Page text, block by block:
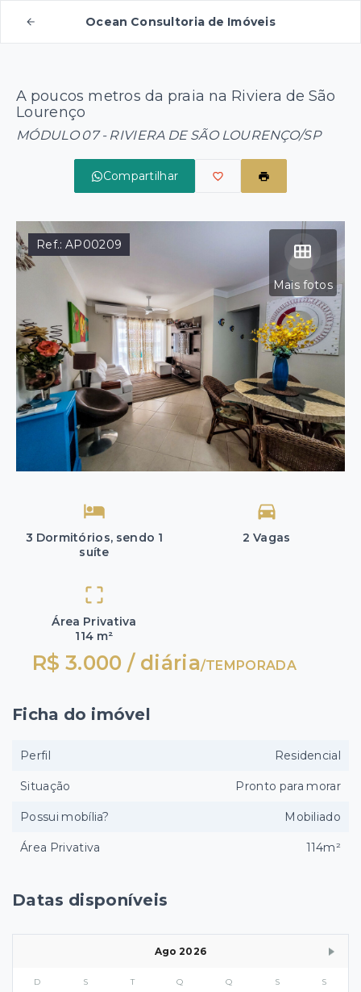
Ocean Consultoria de Imóveis
A poucos metros da praia na Riviera de São
Lourenço
MÓDULO 07 - RIVIERA DE SÃO LOURENÇO/SP
Compartilhar
Mais fotos
Ref.:AP00209
3 Dormitórios, sendo 1
suíte
2 Vagas
Área Privativa
114 m²
R$ 3.000 / diária/TEMPORADA
Datas disponíveis
Ago 2026
D S T Q Q S S
Ficha do imóvel
Perfil Residencial
Situação Pronto para morar
Possui mobília? Mobiliado
Área Privativa 114m²